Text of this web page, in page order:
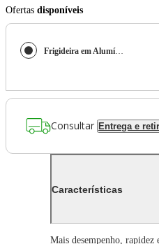
Ofertas disponíveis
Frigideira em Alumínio 24cm Zyliss Ultimate Ceramic
Consultar Entrega e
Características
Mais desempenho,